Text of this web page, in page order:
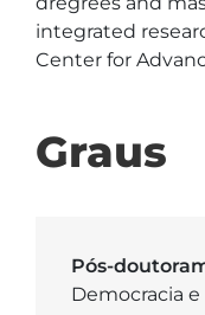
integrated
Center for
Graus
Pós-
Democracia